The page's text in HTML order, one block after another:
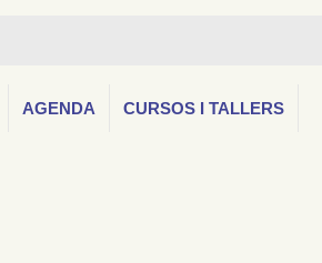
AGENDA CURSOS I TALLERS